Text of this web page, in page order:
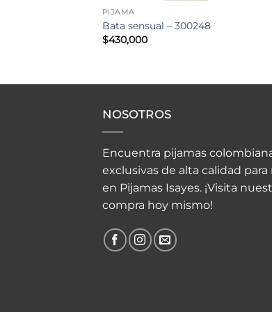
PIJAMA
Bata sensual – 300248
$430,000
NOSOTROS
Encuentra pijamas
exclusivas de alta calidad
en Pijamas Isayes. ¡Visita
compra hoy mismo!